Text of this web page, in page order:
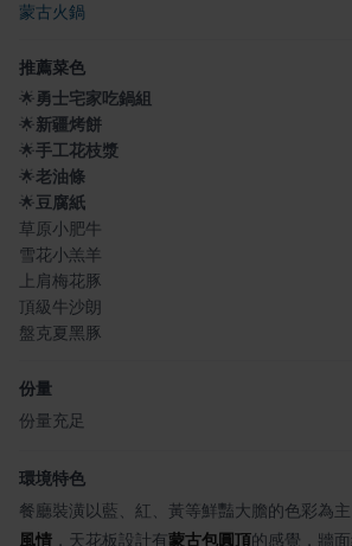
蒙古火鍋
推薦菜色
🌟勇士宅家吃鍋組
🌟新疆烤餅
🌟手工花枝漿
🌟老油條
🌟豆腐紙
草原小肥牛
雪花小羔羊
上肩梅花豚
頂級牛沙朗
盤克夏黑豚
份量
份量充足
環境特色
餐廳裝潢以藍、紅、黃等鮮豔大膽的色彩為
風情 ，天花板設計有蒙古包圓頂的感覺，牆